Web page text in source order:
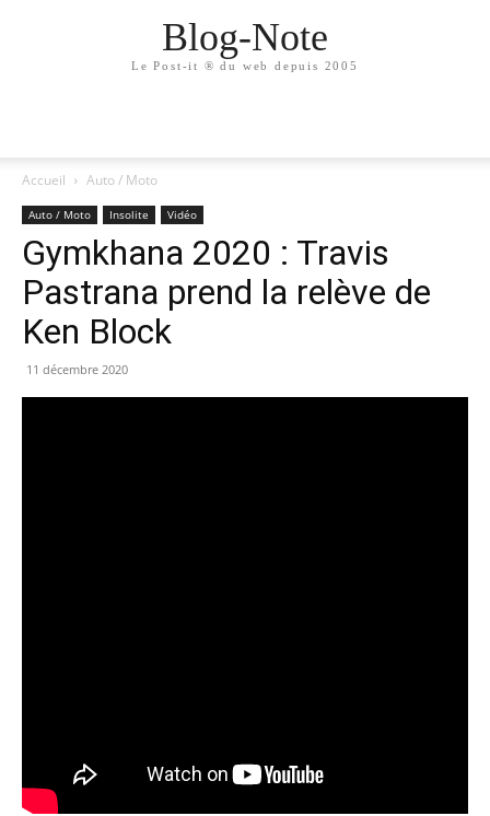
Blog-Note
Le Post-it ® du web depuis 2005
Accueil Auto / Moto
Auto / Moto Insolite Vidéo
Gymkhana 2020 : Travis
Pastrana prend la relève de
Ken Block
11 décembre 2020